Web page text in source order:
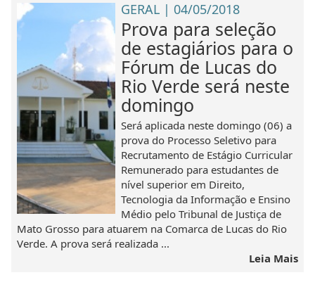
GERAL | 04/05/2018
Prova para seleção
de estagiários para o
Fórum de Lucas do
Rio Verde será neste
domingo
Será aplicada neste domingo (06) a
prova do Processo Seletivo para
Recrutamento de Estágio Curricular
Remunerado para estudantes de
nível superior em Direito,
Tecnologia da Informação e Ensino
Médio pelo Tribunal de Justiça de
Mato Grosso para atuarem na Comarca de Lucas do Rio
Verde. A prova será realizada ...
Leia Mais